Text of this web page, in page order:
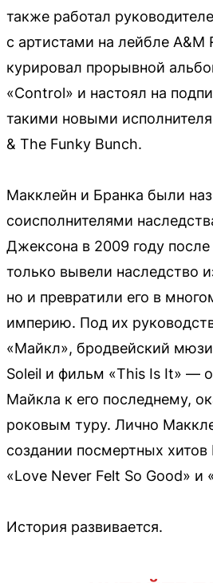
также работал
с артистами на лейбле A&M
курировал прорывной
«Control» и настоял на
такими новыми
& The Funky Bunch.
Макклейн и Бранка были
соисполнителями
Джексона в 2009 году
только вывели наследство
но и превратили его в
империю. Под их
«Майкл», бродвейский
Soleil и фильм «This Is It» — о
Майкла к его последнему,
роковым туру. Лично
создании посмертных
«Love Never Felt So Good» и
История развивается.